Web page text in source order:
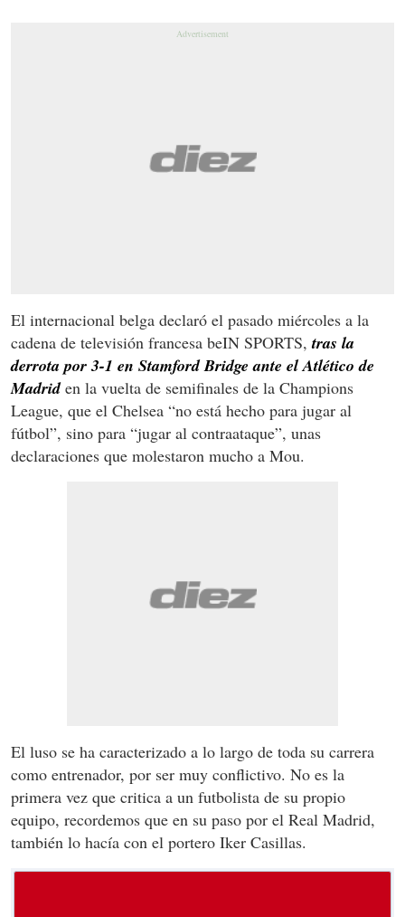
El internacional belga declaró el pasado miércoles a la
cadena de televisión francesa beIN SPORTS,tras la
derrota por 3-1 en Stamford Bridge ante el Atlético de
Madriden la vuelta de semifinales de la Champions
League, que el Chelsea “no está hecho para jugar al
fútbol”, sino para “jugar al contraataque”, unas
declaraciones que molestaron mucho a Mou.
El luso se ha caracterizado a lo largo de toda su carrera
como entrenador, por ser muy conflictivo. No es la
primera vez que critica a un futbolista de su propio
equipo, recordemos que en su paso por el Real Madrid,
también lo hacía con el portero Iker Casillas.